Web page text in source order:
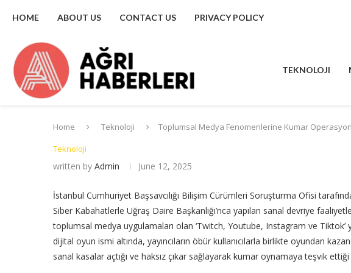
HOME ABOUT US CONTACT US PRIVACY POLICY
TEKNOLOJI
Home Teknoloji
Toplumsal Medya Fenomenlerine Kumar
Teknoloji
written by Admin June 12, 2025
İstanbul Cumhuriyet Başsavcılığı Bilişim Cürümleri Soruşturma Ofisi
Siber Kabahatlerle Uğraş Daire Başkanlığı’nca yapılan sanal devriye
toplumsal medya uygulamaları olan ‘Twitch, Youtube, Instagram ve Tiktok’
dijital oyun ismi altında, yayıncıların öbür kullanıcılarla birlikte oyundan
sanal kasalar açtığı ve haksız çıkar sağlayarak kumar oynamaya teşvik